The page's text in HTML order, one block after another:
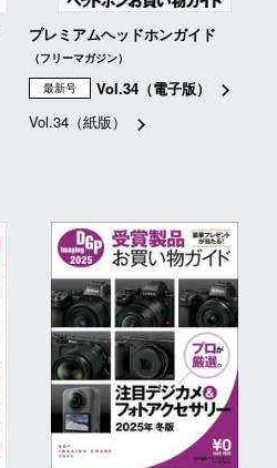
プレミアムヘッドホンガイド
（フリーマガジン）
最新号
Vol.34（電子版）
Vol.34（紙版）